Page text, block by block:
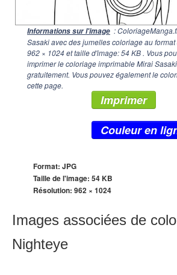
Informations sur l'image :
Sasaki avec des jumelles coloriage au
962 × 1024et taille d'image: 54 KB . Vous
imprimer le coloriage imprimable Mirai
gratuitement. Vous pouvez également le
cette page.
Imprimer
Couleur en
Format: JPG
Taille de l'image: 54 KB
Résolution: 962 × 1024
Images associées de
Nighteye